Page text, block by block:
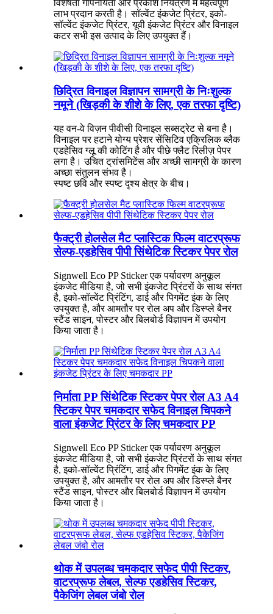
विशेषता गोपनीयता और प्रकाश नियंत्रण में महत्वपूर्ण
लाभ प्रदान करती है। सॉल्वेंट इंकजेट प्रिंटर, इको-
सॉल्वेंट इंकजेट प्रिंटर, यूवी इंकजेट प्रिंटर और विनाइल
कटर सभी इस उत्पाद के लिए उपयुक्त हैं।
छिद्रित विनाइल विज्ञापन सामग्री के निःशुल्क
नमूने (खिड़की के शीशे के लिए, एक तरफा दृष्टि)
यह वन-वे विज़न पीवीसी विनाइल सब्सट्रेट से बना है।
विनाइल पर हटाने योग्य प्रेशर सेंसिटिव एक्रिलिक ब्लैक
एडहेसिव ग्लू की कोटिंग है और पीछे फ्लैट रिलीज़ पेपर
लगा है। उचित ट्रांसमिटेंस और अच्छी सामग्री के कारण
अच्छा संतुलन संभव है।
स्पष्ट छवि और स्पष्ट दृश्य क्षेत्र के बीच।
फैक्ट्री होलसेल मैट प्लास्टिक फिल्म वाटरप्रूफ
सेल्फ-एडहेसिव पीपी सिंथेटिक स्टिकर पेपर रोल
Signwell Eco PP Sticker एक पर्यावरण अनुकूल
इंकजेट मीडिया है, जो सभी इंकजेट प्रिंटरों के साथ संगत
है, इको-सॉल्वेंट प्रिंटिंग, डाई और पिगमेंट इंक के लिए
उपयुक्त है, और आमतौर पर रोल अप और डिस्प्ले बैनर
स्टैंड साइन, पोस्टर और बिलबोर्ड विज्ञापन में उपयोग
किया जाता है।
निर्माता PP सिंथेटिक स्टिकर पेपर रोल A3 A4
स्टिकर पेपर चमकदार सफेद विनाइल चिपकने
वाला इंकजेट प्रिंटर के लिए चमकदार PP
Signwell Eco PP Sticker एक पर्यावरण अनुकूल
इंकजेट मीडिया है, जो सभी इंकजेट प्रिंटरों के साथ संगत
है, इको-सॉल्वेंट प्रिंटिंग, डाई और पिगमेंट इंक के लिए
उपयुक्त है, और आमतौर पर रोल अप और डिस्प्ले बैनर
स्टैंड साइन, पोस्टर और बिलबोर्ड विज्ञापन में उपयोग
किया जाता है।
थोक में उपलब्ध चमकदार सफेद पीपी स्टिकर,
वाटरप्रूफ लेबल, सेल्फ एडहेसिव स्टिकर,
पैकेजिंग लेबल जंबो रोल